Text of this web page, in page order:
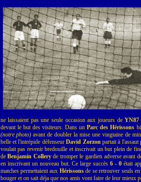
ne laissaient pas une seule occasion aux joueurs deYN87
devant le but des visiteurs. Dans unParc des Hérissons
(notre photo) avant de doubler la mise une vingtaine de
belle et l'intrépide défenseurDavid Zorzonpartait à l'assaut
voulait pas revenir bredouille et inscrivait un but plein de
deBenjamin Colleryde tromper le gardien adverse avant
en inscrivant un nouveau but. Ce large succès 6 - 0était
matches permettaient aux Hérissonsde se retrouver seuls
bouger et on sait déja que nos amis vont faire de leur mieux